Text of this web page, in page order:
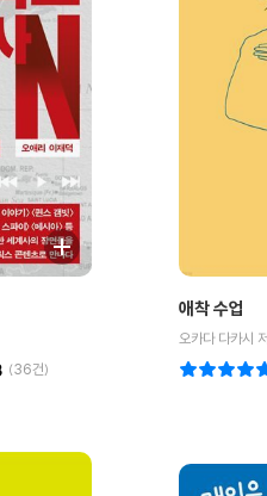
(36건)
애착 수업
오카다 다카시